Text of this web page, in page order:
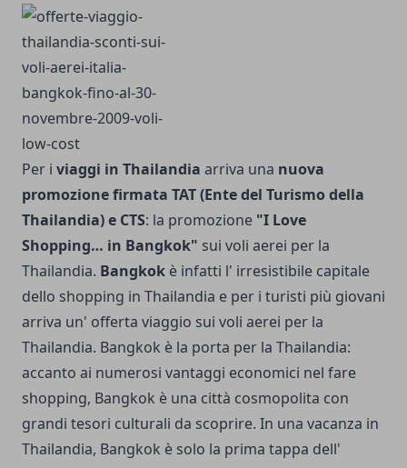
Per i viaggi in Thailandia arriva una nuova
promozione firmata TAT (Ente del Turismo della
Thailandia) e CTS: la promozione "I Love
Shopping… in Bangkok" sui voli aerei per la
Thailandia. Bangkok è infatti l' irresistibile capitale
dello shopping in Thailandia e per i turisti più giovani
arriva un' offerta viaggio sui voli aerei per la
Thailandia. Bangkok è la porta per la Thailandia:
accanto ai numerosi vantaggi economici nel fare
shopping, Bangkok è una città cosmopolita con
grandi tesori culturali da scoprire. In una vacanza in
Thailandia, Bangkok è solo la prima tappa dell'